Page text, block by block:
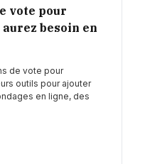
vote pour
besoin en
de vote pour
outils pour ajouter
en ligne, des